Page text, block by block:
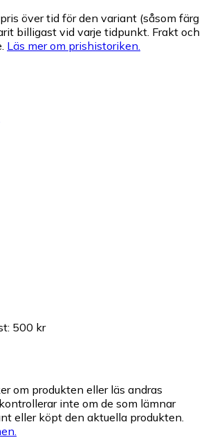
över tid för den variant (såsom färg
billigast vid varje tidpunkt. Frakt och
Läs mer om prishistoriken.
: 500 kr
om produkten eller läs andras
inte om de som lämnar
eller köpt den aktuella produkten.